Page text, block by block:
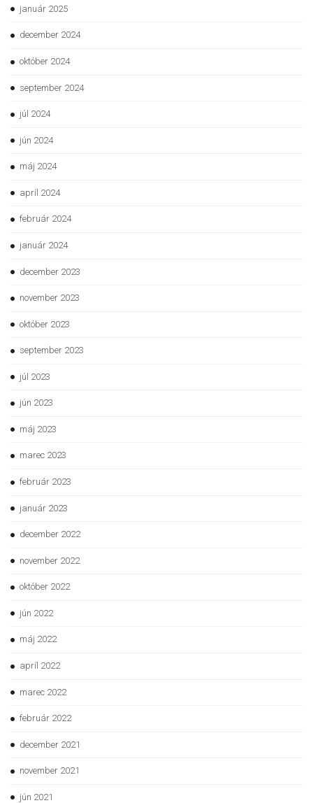
január 2025
december 2024
október 2024
september 2024
júl 2024
jún 2024
máj 2024
apríl 2024
február 2024
január 2024
december 2023
november 2023
október 2023
september 2023
júl 2023
jún 2023
máj 2023
marec 2023
február 2023
január 2023
december 2022
november 2022
október 2022
jún 2022
máj 2022
apríl 2022
marec 2022
február 2022
december 2021
november 2021
jún 2021